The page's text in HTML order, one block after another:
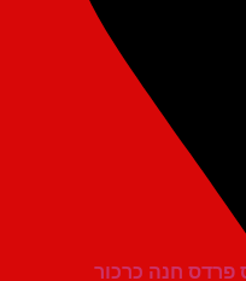
כרכור